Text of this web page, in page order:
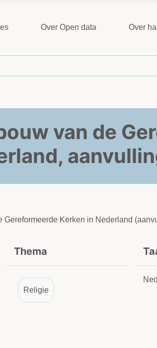
Over Open data Over
van de
Kerken in Nederland
Thema
Religie